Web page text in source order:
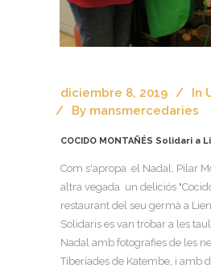
diciembre 8, 2019 In
By mansmercedaries
COCIDO MONTAÑÉS Solidari a
Com s'apropa el Nadal, Pilar
altra vegada un deliciós
restaurant del seu germà a
Solidaris es van trobar a les
Nadal amb fotografies de les
Tiberíades de Katembe, i amb